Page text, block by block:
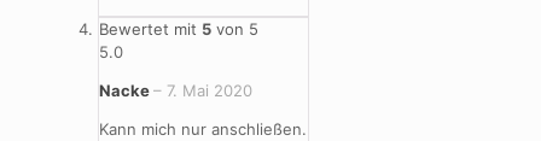
Bewertet mit 5 von 5
5.0
Nacke– 7. Mai 2020
Kann mich nur anschließen.